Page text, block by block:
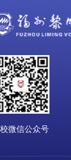
微信公众号